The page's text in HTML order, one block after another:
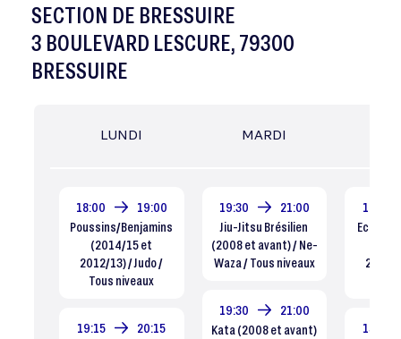
SECTION DE BRESSUIRE
3 BOULEVARD LESCURE, 79300
BRESSUIRE
LUNDI
18:00
19:00
Poussins/Benjamins
(2014/15 et
2012/13) / Judo /
Tous niveaux
19:15
20:15
MARDI
19:30
21:00
Jiu-Jitsu Brésilien
(2008 et avant) / Ne-
Waza / Tous niveaux
19:30
21:00
Kata (2008 et avant)
14:30
Ecole
2016/
15:45